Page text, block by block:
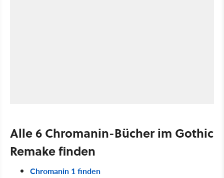
Alle 6 Chromanin-Bücher im Gothic
Remake finden
Chromanin 1 finden